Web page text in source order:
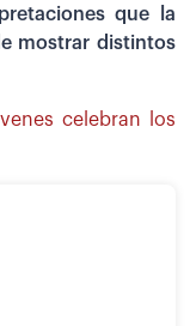
que la
mostrar distintos
celebran los